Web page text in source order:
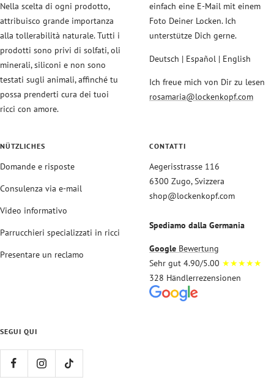
Nella scelta di ogni prodotto,
attribuisco grande importanza
alla tollerabilità naturale. Tutti i
prodotti sono privi di solfati, oli
minerali, siliconi e non sono
testati sugli animali, affinché tu
possa prenderti cura dei tuoi
ricci con amore.
einfach eine E-Mail mit einem
Foto Deiner Locken. Ich
unterstütze Dich gerne.
Deutsch | Español | English
Ich freue mich von Dir zu lesen
rosamaria@lockenkopf.com
NÜTZLICHES
Domande e risposte
Consulenza via e-mail
Video informativo
Parrucchieri specializzati in ricci
Presentare un reclamo
CONTATTI
Aegerisstrasse 116
6300 Zugo, Svizzera
shop@lockenkopf.com
Spediamo dalla Germania
Google Bewertung
Sehr gut 4.90/5.00 ★★★★★
328 Händlerrezensionen
SEGUI QUI